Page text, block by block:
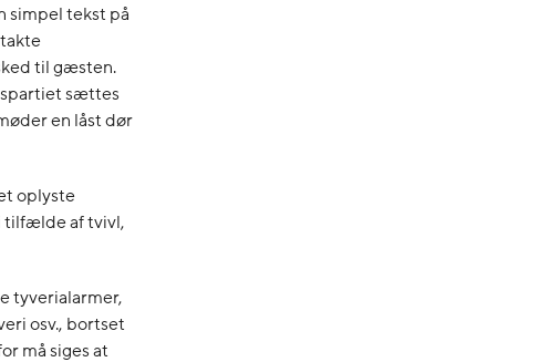
simpel tekst på
til gæsten.
sættes
en låst dør
oplyste
tilfælde af tvivl,
tyverialarmer,
osv., bortset
må siges at